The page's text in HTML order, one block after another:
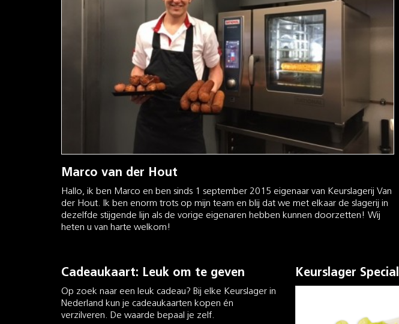
Marco van der Hout
Hallo, ik ben Marco en ben sinds 1 september 2015 eigenaar van Keurslagerij Van
der Hout. Ik ben enorm trots op mijn team en blij dat we met elkaar de slagerij in
dezelfde stijgende lijn als de vorige eigenaren hebben kunnen doorzetten! Wij
heten u van harte welkom!
Cadeaukaart: Leuk om te geven
Op zoek naar een leuk cadeau? Bij elke Keurslager in
Nederland kun je cadeaukaarten kopen én
verzilveren. De waarde bepaal je zelf.
Keurslager Special